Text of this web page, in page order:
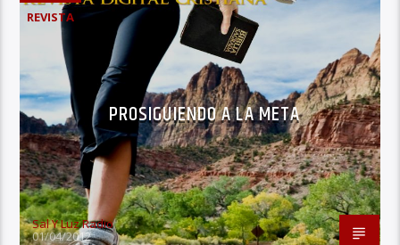
REVISTA
PROSIGUIENDO A LA META
Sal Y Luz Radio
01/04/2012